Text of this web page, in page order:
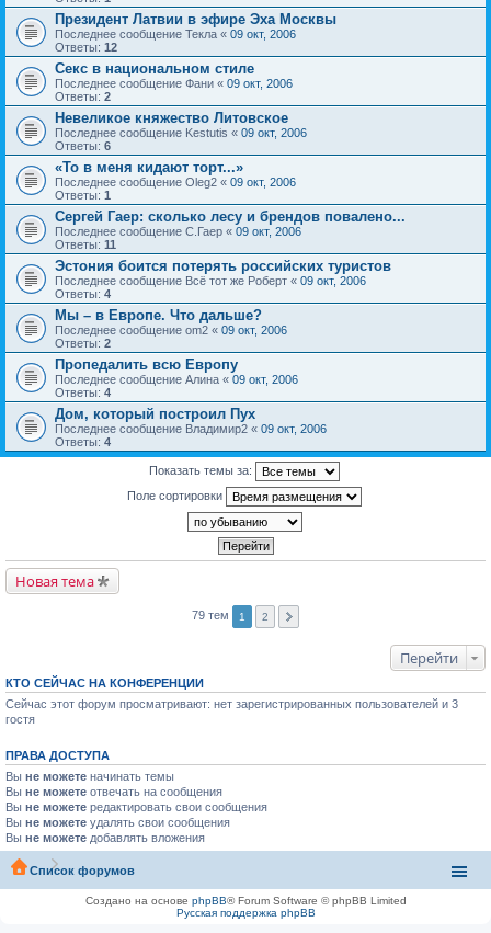
Президент Латвии в эфире Эха Москвы
Последнее сообщение Текла « 09 окт, 2006
Ответы: 12
Секс в национальном стиле
Последнее сообщение Фани « 09 окт, 2006
Ответы: 2
Невеликое княжество Литовское
Последнее сообщение Kestutis « 09 окт, 2006
Ответы: 6
«То в меня кидают торт...»
Последнее сообщение Oleg2 « 09 окт, 2006
Ответы: 1
Сергей Гаер: сколько лесу и брендов повалено...
Последнее сообщение С.Гаер « 09 окт, 2006
Ответы: 11
Эстония боится потерять российских туристов
Последнее сообщение Всё тот же Роберт « 09 окт, 2006
Ответы: 4
Мы – в Европе. Что дальше?
Последнее сообщение om2 « 09 окт, 2006
Ответы: 2
Пропедалить всю Европу
Последнее сообщение Алина « 09 окт, 2006
Ответы: 4
Дом, который построил Пух
Последнее сообщение Владимир2 « 09 окт, 2006
Ответы: 4
Показать темы за:
Поле сортировки
Новая тема
79 тем 1 2
Перейти
КТО СЕЙЧАС НА КОНФЕРЕНЦИИ
Сейчас этот форум просматривают: нет зарегистрированных пользователей и 3
гостя
ПРАВА ДОСТУПА
Вы не можете начинать темы
Вы не можете отвечать на сообщения
Вы не можете редактировать свои сообщения
Вы не можете удалять свои сообщения
Вы не можете добавлять вложения
Список форумов
Создано на основе phpBB® Forum Software © phpBB Limited
Русская поддержка phpBB